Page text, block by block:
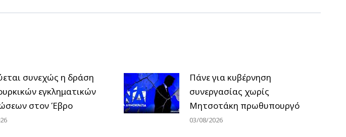
συνεχώς η δράση
εγκληματικών
στον Έβρο
Πάνε για κυβέρνηση
συνεργασίας χωρίς
Μητσοτάκη πρωθυπουργό
03/08/2026